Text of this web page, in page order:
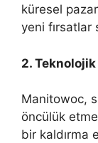
küresel
yeni fırsatlar
2.
Manitowoc,
öncülük
bir kaldırma